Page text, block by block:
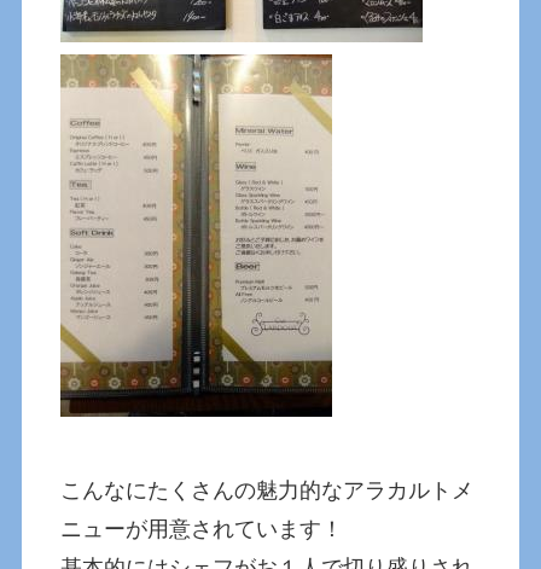
こんなにたくさんの魅力的なアラカルトメ
ニューが用意されています！